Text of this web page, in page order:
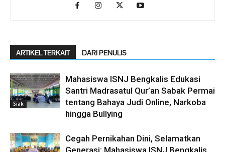
ARTIKEL TERKAIT DARI PENULIS
Siak
Mahasiswa ISNJ Bengkalis Edukasi
Santri Madrasatul Qur’an Sabak Permai
tentang Bahaya Judi Online, Narkoba
hingga Bullying
Cegah Pernikahan Dini, Selamatkan
Generasi: Mahasiswa ISNJ Bengkalis